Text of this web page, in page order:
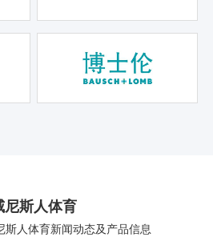
尼斯人体育
斯人体育新闻动态及产品信息